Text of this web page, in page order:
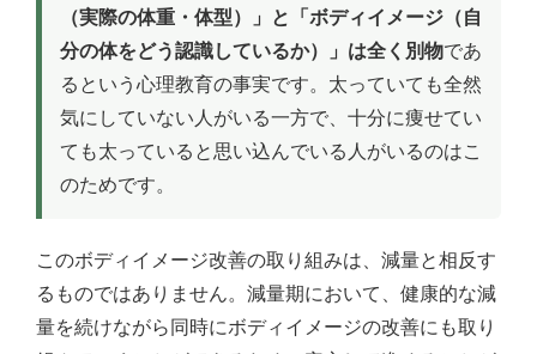
（実際の体重・体型）」と「ボディイメージ（自
分の体をどう認識しているか）」は全く別物であ
るという心理教育の事実です。太っていても全然
気にしていない人がいる一方で、十分に痩せてい
ても太っていると思い込んでいる人がいるのはこ
のためです。
このボディイメージ改善の取り組みは、減量と相反す
るものではありません。減量期において、健康的な減
量を続けながら同時にボディイメージの改善にも取り